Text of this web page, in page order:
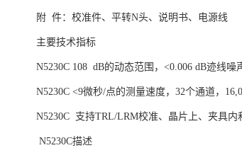
附 件：校准件、平转N头、说明书、电源线
主要技术指标
N5230C 108 dB的动态范围，<0.006 dB迹线噪
N5230C <9微秒/点的测量速度，32个通道，
N5230C 支持TRL/LRM校准、晶片上、夹具内
N5230C描述